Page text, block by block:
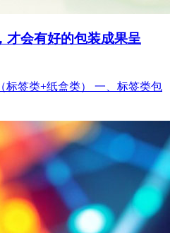
才会有好的包装成果呈
标签类+纸盒类） 一、标签类包